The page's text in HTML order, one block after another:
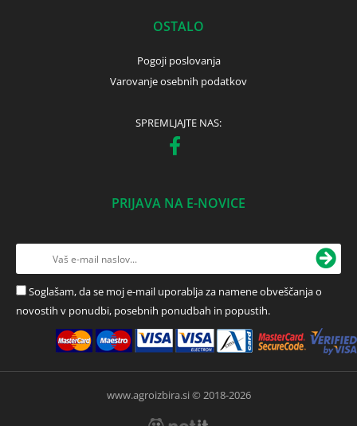
OSTALO
Pogoji poslovanja
Varovanje osebnih podatkov
SPREMLJAJTE NAS:
PRIJAVA NA E-NOVICE
Soglašam, da se moj e-mail uporablja za namene obveščanja o
novostih v ponudbi, posebnih ponudbah in popustih.
www.agroizbira.si © 2018-2026